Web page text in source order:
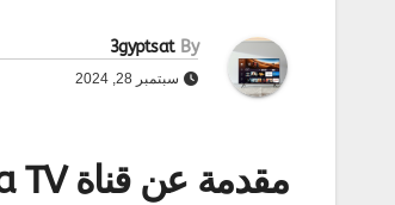
By
3gyptsat
سبتمبر 28, 2024
مقدمة عن قناة Rok Cinema TV